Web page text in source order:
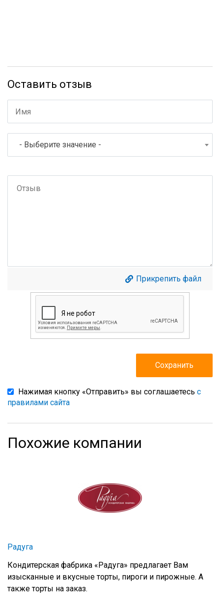
Оставить отзыв
- Выберите значение -
Прикрепить файл
Нажимая кнопку «Отправить» вы соглашаетесь с
правилами сайта
Похожие компании
Радуга
Кондитерская фабрика «Радуга» предлагает Вам
изысканные и вкусные торты, пироги и пирожные. А
также торты на заказ.